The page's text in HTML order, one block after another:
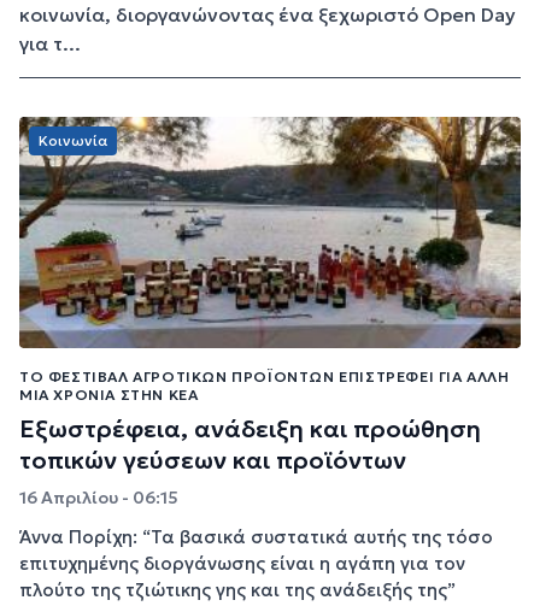
κοινωνία, διοργανώνοντας ένα ξεχωριστό Open Day
για τ...
Κοινωνία
ΤΟ ΦΕΣΤΙΒΆΛ ΑΓΡΟΤΙΚΏΝ ΠΡΟΪΌΝΤΩΝ ΕΠΙΣΤΡΈΦΕΙ ΓΙΑ ΆΛΛΗ
ΜΊΑ ΧΡΟΝΙΆ ΣΤΗΝ ΚΈΑ
Εξωστρέφεια, ανάδειξη και προώθηση
τοπικών γεύσεων και προϊόντων
16 Απριλίου - 06:15
Άννα Πορίχη: “Τα βασικά συστατικά αυτής της τόσο
επιτυχημένης διοργάνωσης είναι η αγάπη για τον
πλούτο της τζιώτικης γης και της ανάδειξής της”